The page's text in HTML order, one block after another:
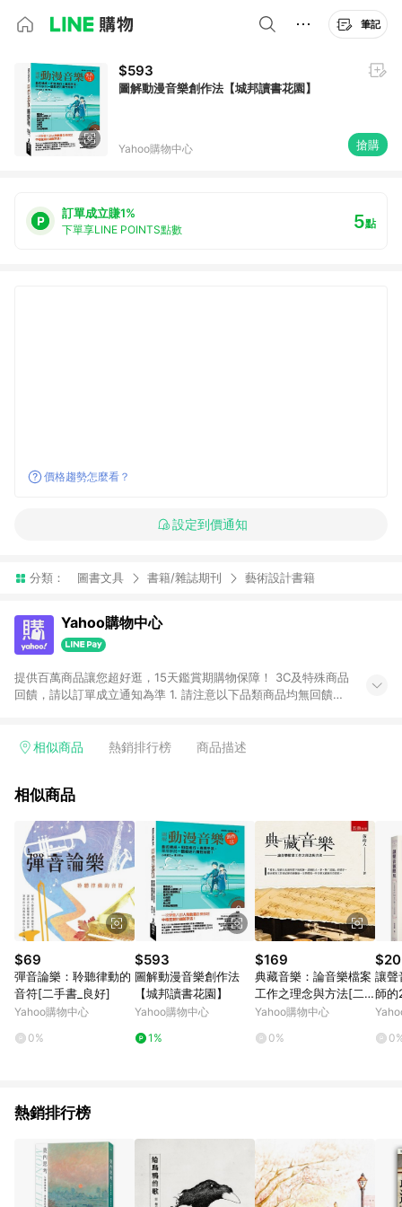
筆記
$593
圖解動漫音樂創作法【城邦讀書花園】
Yahoo購物中心 搶購
訂單成立賺1%
下單享LINE POINTS點數 5點
價格趨勢怎麼看？
設定到價通知
分類： 圖書文具 書籍/雜誌期刊 藝術設計書籍
Yahoo購物中心
提供百萬商品讓您超好逛，15天鑑賞期購物保障！ 3C及特殊商品
回饋，請以訂單成立通知為準 1. 請注意以下品類商品均無回饋：
電玩/遊戲/相機/單眼/鏡頭/拍立得 [2024/6/1起適用] -內接硬
的購回饋活動享Yahoo超贈點回饋者 - 購物中心商店之商品：商
3. 訂單回饋金額將扣除運費/購物金/超贈點/福利金/紅利折抵/折
價券等虛擬貨幣折抵 4. 大宗採購或批發轉賣不具回饋資格： 如
有相關事證認定您為大宗採購、批發轉賣而非最終消費使用者，
相關認定以Yahoo購物中心之認定為準
相似商品 熱銷排行榜 商品描述
相似商品
$69
彈音論樂：聆聽律動的
音符[二手書_良好]
Yahoo購物中心
0%
$593
圖解動漫音樂創作法
【城邦讀書花園】
Yahoo購物中心
1%
$169
典藏音樂：論音樂檔案
工作之理念與方法[二
手書_良好]
Yahoo購物中心
0%
讓聲
師的
課[
熱銷排行榜